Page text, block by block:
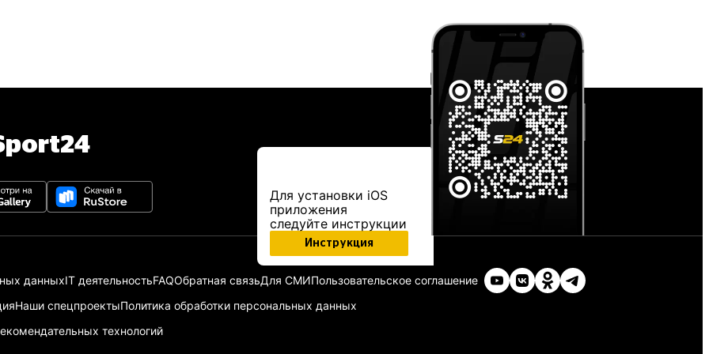
Для установки iOS
приложения
следуйте инструкции
Инструкция
данныхIT деятельностьFAQОбратная связьДля СМИПользовательское соглашение
Наши спецпроектыПолитика обработки персональных данных
технологий